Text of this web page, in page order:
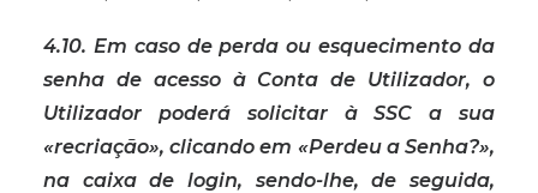
4.10. Em caso de perda ou esquecimento da
senha de acesso à Conta de Utilizador, o
Utilizador poderá solicitar à SSC a sua
«recriação», clicando em «Perdeu a Senha?»,
na caixa de login, sendo-lhe, de seguida,